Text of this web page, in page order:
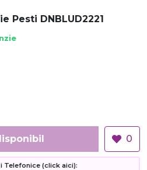
Pesti DNBLUD2221
0
Telefonice (click aici):